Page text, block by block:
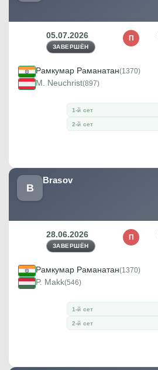
05.07.2026
ЗАВЕРШЁН
П
Рамкумар Раманатан(1370)
M. Neuchrist(897)
1-й сет
2-й сет
B
Brasov
28.06.2026
ЗАВЕРШЁН
П
Рамкумар Раманатан(1370)
P. Makk(546)
1-й сет
2-й сет